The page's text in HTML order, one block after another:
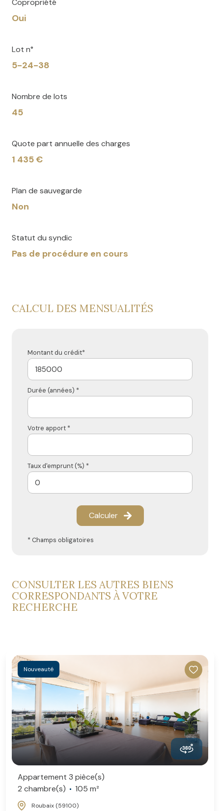
Copropriété
Oui
Lot n°
5-24-38
Nombre de lots
45
Quote part annuelle des charges
1 435 €
Plan de sauvegarde
Non
Statut du syndic
Pas de procédure en cours
CALCUL DES MENSUALITÉS
Montant du crédit*
Durée (années) *
Votre apport *
Taux d'emprunt (%) *
Calculer
* Champs obligatoires
CONSULTER LES AUTRES BIENS
CORRESPONDANTS À VOTRE
RECHERCHE
Nouveauté
Appartement 3 pièce(s)
2 chambre(s)
105 m²
Roubaix (59100)